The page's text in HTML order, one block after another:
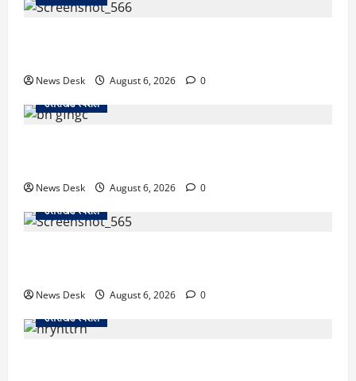
News Desk August 6, 2026
0
उत्तराखंड स्पेशल
News Desk August 6, 2026
0
उत्तराखंड स्पेशल
News Desk August 6, 2026
0
उत्तराखंड स्पेशल